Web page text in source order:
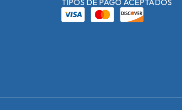
TIPOS DE PAGO ACEPTADOS